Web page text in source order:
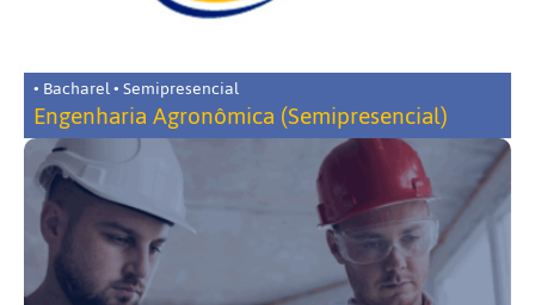
• Bacharel • Semipresencial
Engenharia Agronômica (Semipresencial)